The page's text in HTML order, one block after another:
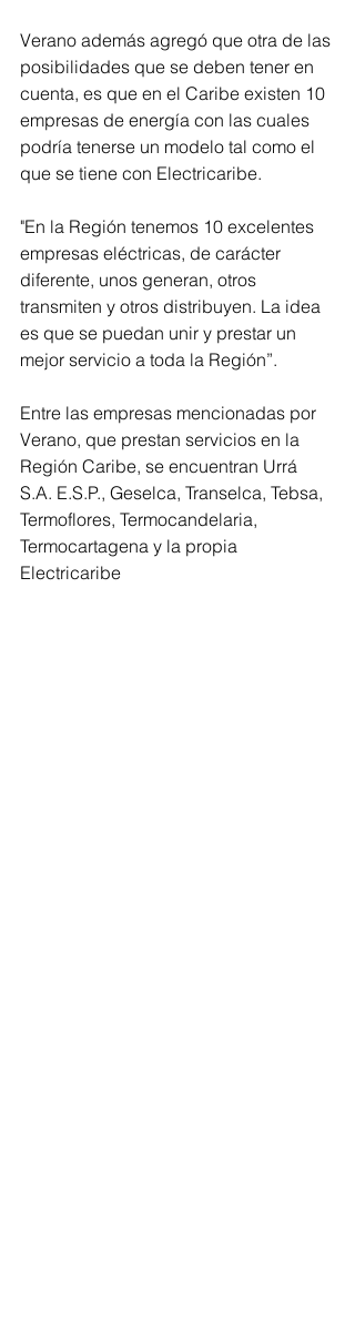
Verano además agregó que otra de las
posibilidades que se deben tener en
cuenta, es que en el Caribe existen 10
empresas de energía con las cuales
podría tenerse un modelo tal como el
que se tiene con Electricaribe.
"En la Región tenemos 10 excelentes
empresas eléctricas, de carácter
diferente, unos generan, otros
transmiten y otros distribuyen. La idea
es que se puedan unir y prestar un
mejor servicio a toda la Región”.
Entre las empresas mencionadas por
Verano, que prestan servicios en la
Región Caribe, se encuentran Urrá
S.A. E.S.P., Geselca, Transelca, Tebsa,
Termoflores, Termocandelaria,
Termocartagena y la propia
Electricaribe